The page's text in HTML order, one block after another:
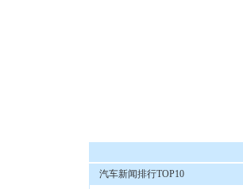
汽车新闻排行TOP10